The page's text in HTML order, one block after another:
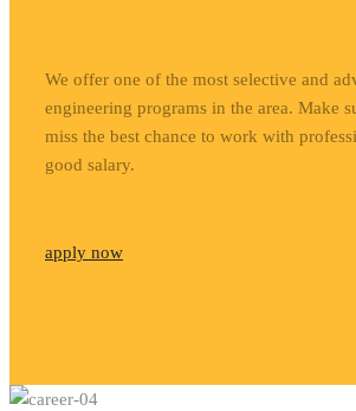
We offer one of the most selective and
engineering programs in the area. Make
miss the best chance to work with
good salary.
apply now